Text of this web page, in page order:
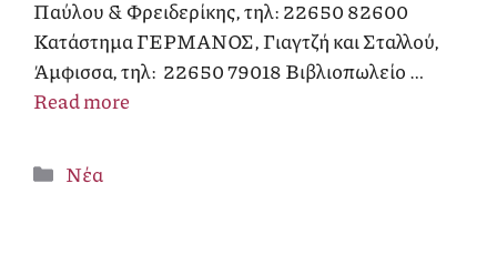
Παύλου & Φρειδερίκης, τηλ: 22650 82600
Κατάστημα ΓΕΡΜΑΝΟΣ, Γιαγτζή και Σταλλού,
Άμφισσα, τηλ: 22650 79018 Βιβλιοπωλείο …
Read more
Κατηγορίες
Νέα